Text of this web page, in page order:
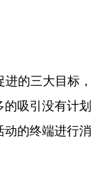
的三大目标，
吸引没有计划
动的终端进行消